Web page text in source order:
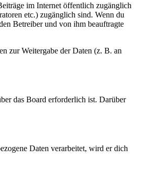
im Internet öffentlich zugänglich
etc.) zugänglich sind. Wenn du
Betreiber und von ihm beauftragte
zur Weitergabe der Daten (z. B. an
das Board erforderlich ist. Darüber
Daten verarbeitet, wird er dich